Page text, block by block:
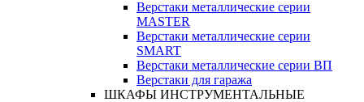
Верстаки металлические серии
MASTER
Верстаки металлические серии
SMART
Верстаки металлические серии ВП
Верстаки для гаража
ШКАФЫ ИНСТРУМЕНТАЛЬНЫЕ